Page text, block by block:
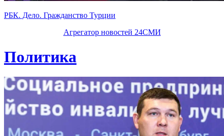
РБК. Дело. Гражданство Турции
Агрегатор новостей 24СМИ
Политика